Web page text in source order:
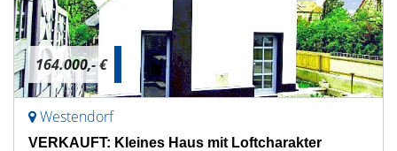
164.000,- €
Westendorf
VERKAUFT: Kleines Haus mit Loftcharakter